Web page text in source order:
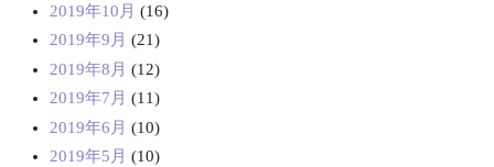
2019年10月 (16)
2019年9月 (21)
2019年8月 (12)
2019年7月 (11)
2019年6月 (10)
2019年5月 (10)